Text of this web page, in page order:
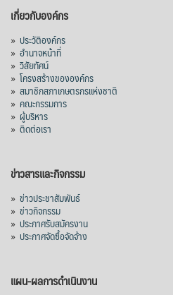
เกี่ยวกับองค์กร
» ประวัติองค์กร
» อำนาจหน้าที่
» วิสัยทัศน์
» โครงสร้างขององค์กร
» สมาชิกสภาเกษตรกรแห่งชาติ
» คณะกรรมการ
» ผู้บริหาร
» ติดต่อเรา
ข่าวสารและกิจกรรม
» ข่าวประชาสัมพันธ์
» ข่าวกิจกรรม
» ประกาศรับสมัครงาน
» ประกาศจัดซื้อจัดจ้าง
แผน-ผลการดำเนินงาน